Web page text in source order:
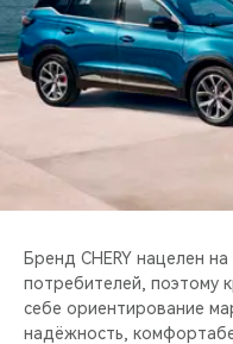
CHERY И СПОРТ
НАШИ МЕРОПРИЯТИЯ
CHERY ДЛЯ ДЕТЕЙ
Бренд CHERY нацелен
потребителей, поэтому
себе ориентирование
надёжность,